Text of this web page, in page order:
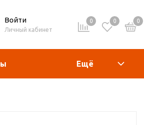
Войти
Личный кабинет
0 0 0
Ещё